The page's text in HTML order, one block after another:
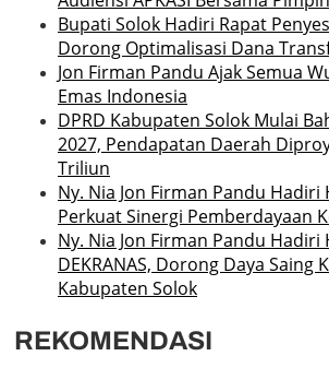
Bupati Solok Hadiri Rapat
Dorong Optimalisasi Dana
Jon Firman Pandu Ajak Semua
Emas Indonesia
DPRD Kabupaten Solok Mulai
2027, Pendapatan Daerah
Triliun
Ny. Nia Jon Firman Pandu Hadiri
Perkuat Sinergi Pemberdayaan
Ny. Nia Jon Firman Pandu Hadiri
DEKRANAS, Dorong Daya Saing
Kabupaten Solok
REKOMENDASI